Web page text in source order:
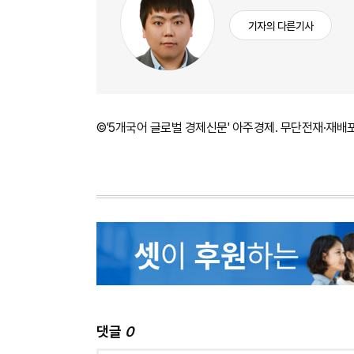
기자의 다른기사
©'5개국어 글로벌 경제신문' 아주경제. 무단전재·재배
댓글 0